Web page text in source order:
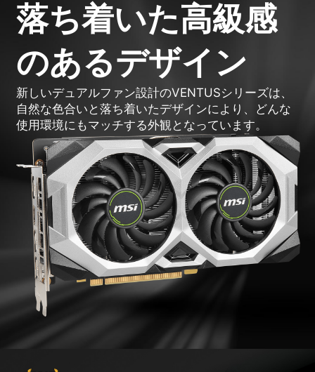
落ち着いた高級感
のあるデザイン
新しいデュアルファン設計のVENTUSシリーズは、
自然な色合いと落ち着いたデザインにより、どんな
使用環境にもマッチする外観となっています。